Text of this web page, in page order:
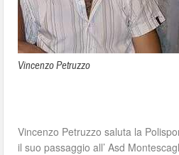
Vincenzo Petruzzo
Vincenzo Petruzzo saluta la
il suo passaggio all’ Asd